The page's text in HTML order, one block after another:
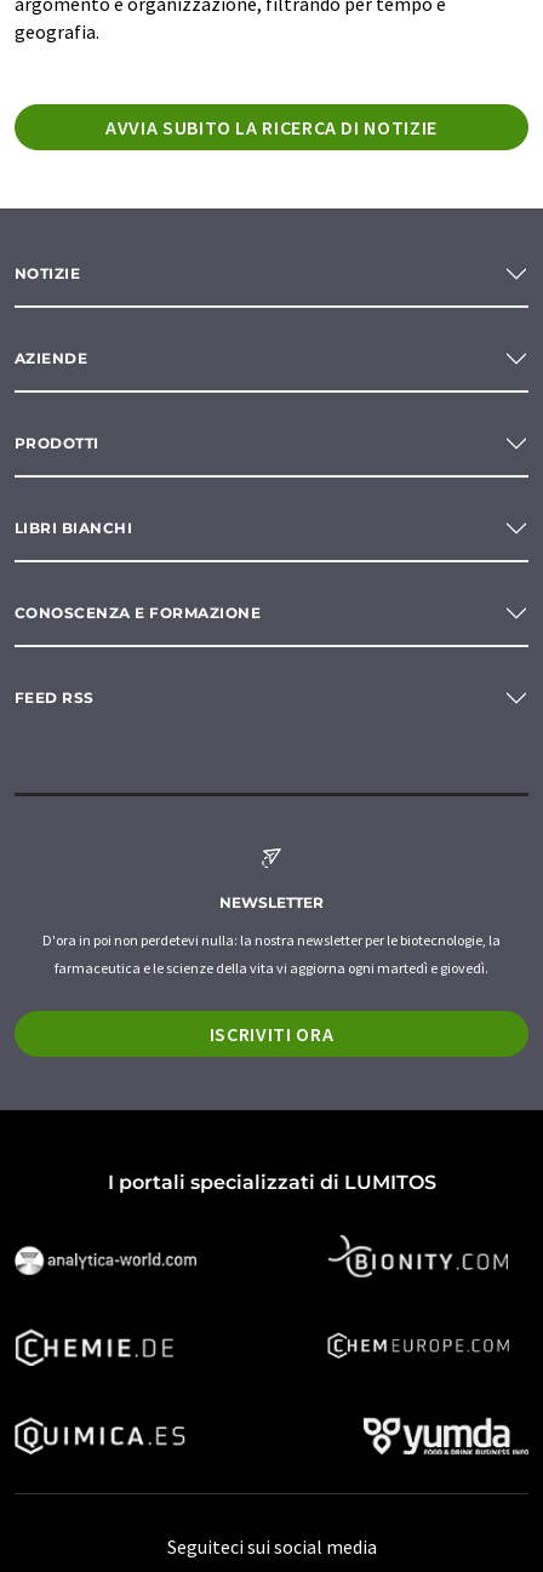
geografia.
AVVIA SUBITO LA RICERCA DI NOTIZIE
NOTIZIE
AZIENDE
PRODOTTI
LIBRI BIANCHI
CONOSCENZA E FORMAZIONE
FEED RSS
NEWSLETTER
D'ora in poi non perdetevi nulla: la nostra newsletter per le biotecnologie, la
farmaceutica e le scienze della vita vi aggiorna ogni martedì e giovedì.
ISCRIVITI ORA
I portali specializzati di LUMITOS
Seguiteci sui social media